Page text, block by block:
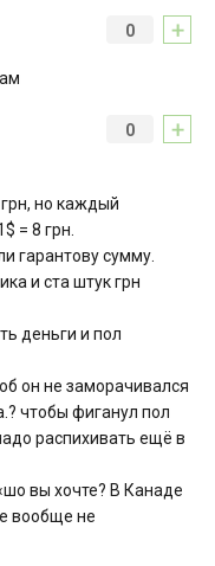
+
0
+
0
но каждый
= 8 грн.
гарантову сумму.
и ста штук грн
деньги и пол
он не заморачивался
чтобы фиганул пол
распихивать ещё в
вы хочте? В Канаде
вообще не